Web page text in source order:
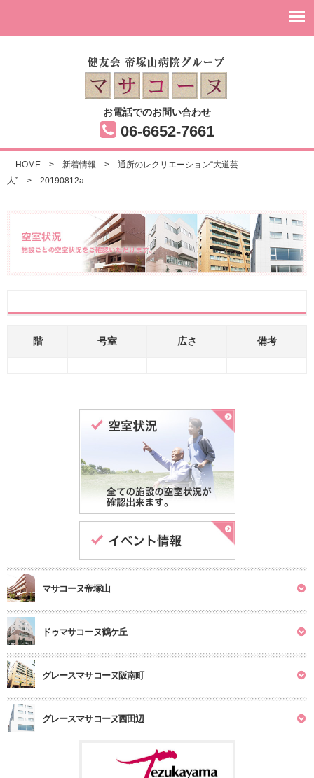
お電話でのお問い合わせ
06-6652-7661
HOME > 新着情報 >
通所のレクリエーション“大道芸
人”
> 20190812a
階 号室 広さ 備考
マサコーヌ帝塚山
ドゥマサコーヌ鶴ケ丘
グレースマサコーヌ阪南町
グレースマサコーヌ西田辺